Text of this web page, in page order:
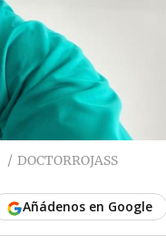
DOCTORROJASS
Añádenos en Google